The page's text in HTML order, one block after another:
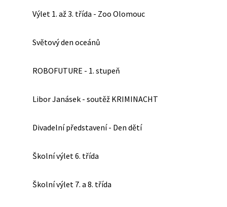
Výlet 1. až 3. třída - Zoo Olomouc
Světový den oceánů
ROBOFUTURE - 1. stupeň
Libor Janásek - soutěž KRIMINACHT
Divadelní představení - Den dětí
Školní výlet 6. třída
Školní výlet 7. a 8. třída